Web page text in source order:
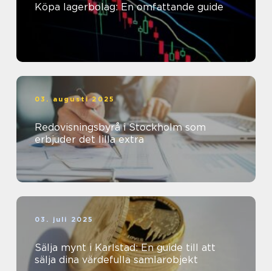
Köpa lagerbolag: En omfattande guide
03. augusti 2025
Redovisningsbyrå i Stockholm som
erbjuder det lilla extra
03. juli 2025
Sälja mynt i Karlstad: En guide till att
sälja dina värdefulla samlarobjekt